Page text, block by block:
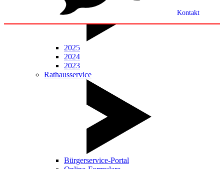
Kontakt
2025
2024
2023
Rathausservice
Bürgerservice-Portal